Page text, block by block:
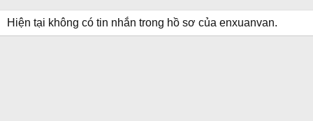
Hiện tại không có tin nhắn trong hồ sơ của enxuanvan.